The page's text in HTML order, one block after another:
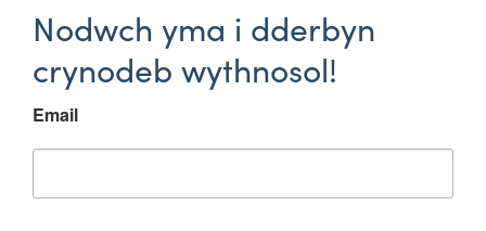
Nodwch yma i dderbyn
crynodeb wythnosol!
Email